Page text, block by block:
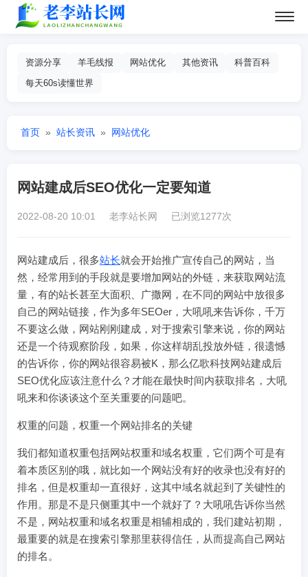
资源分享 羊毛线报 网站优化 其他资讯
科普百科
每天60s读懂世界
首页 » 站长资讯 » 网站优化
网站建成后SEO优化一定要知道
2022-08-20 10:01 老李站长网 已浏览1277次
网站建成后，很多站长就会开始推广宣传自己的网站，当
然，经常用到的手段就是要增加网站的外链，来获取网站流
量，有的站长甚至大面积、广撒网，在不同的网站中放很多
自己的网站链接，作为多年SEOer，大吼吼来告诉你，千万
不要这么做，网站刚刚建成，对于搜索引擎来说，你的网站
还是一个待观察阶段，如果，你这样胡乱投放外链，很遗憾
的告诉你，你的网站很容易被K，那么亿歌科技网站建成后
SEO优化应该注意什么？才能在最快时间内获取排名，大吼
吼来和你谈谈这个至关重要的问题吧。
权重的问题，权重一个网站排名的关键
我们都知道权重包括网站权重和域名权重，它们两个可是有
着本质区别的哦，就比如一个网站没有好的收录也没有好的
排名，但是权重却一直很好，这其中域名就起到了关键性的
作用。那是不是只侧重其中一个就好了？大吼吼告诉你当然
不是，网站权重和域名权重是相辅相成的，我们建站初期，
最重要的就是在搜索引擎那里获得信任，从而提高自己网站
的排名。